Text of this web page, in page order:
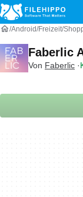
Android Freizeit
Faberlic
Von Faberlic